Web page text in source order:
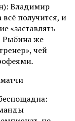
Владимир
получится, и
«заставлять
Рыбина же
чей